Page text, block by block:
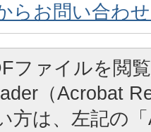
らお問い合わ
ファイルを閲
（Acrobat
方は、左記の